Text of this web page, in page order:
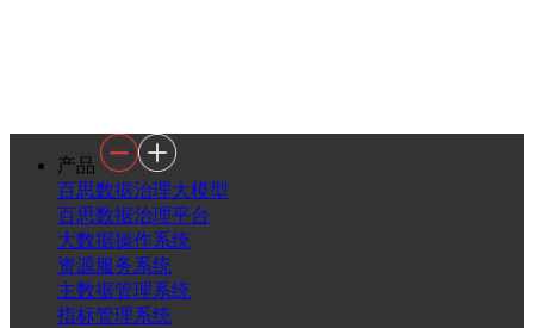
产品
百思数据治理大模型
百思数据治理平台
大数据操作系统
资源服务系统
主数据管理系统
指标管理系统